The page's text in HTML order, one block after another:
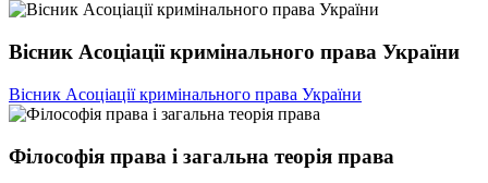
Вісник Асоціації кримінального права України
Вісник Асоціації кримінального права України
Філософія права і загальна теорія права